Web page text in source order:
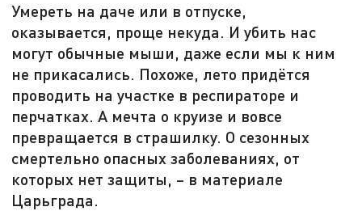
Умереть на даче или в отпуске,
оказывается, проще некуда. И убить нас
могут обычные мыши, даже если мы к ним
не прикасались. Похоже, лето придётся
проводить на участке в респираторе и
перчатках. А мечта о круизе и вовсе
превращается в страшилку. О сезонных
смертельно опасных заболеваниях, от
которых нет защиты, – в материале
Царьграда.